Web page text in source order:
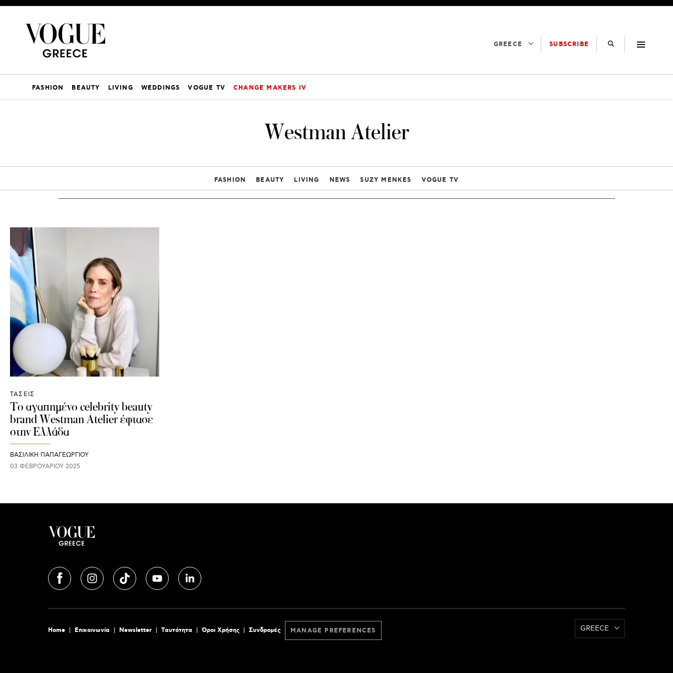
GREECE SUBSCRIBE
FASHION BEAUTY LIVING WEDDINGS VOGUE TV CHANGE MAKERS IV
Westman Atelier
FASHION BEAUTY LIVING NEWS SUZY MENKES VOGUE TV
ΤΑΣΕΙΣ
Το αγαπημένο celebrity beauty
brand Westman Atelier έφτασε
στην Ελλάδα
ΒΑΣΙΛΙΚΗ ΠΑΠΑΓΕΩΡΓΙΟΥ
03 ΦΕΒΡΟΥΑΡΊΟΥ 2025
Home Επικοινωνία Newsletter Tαυτότητα Όροι Χρήσης Συνδρομές MANAGE PREFERENCES GREECE